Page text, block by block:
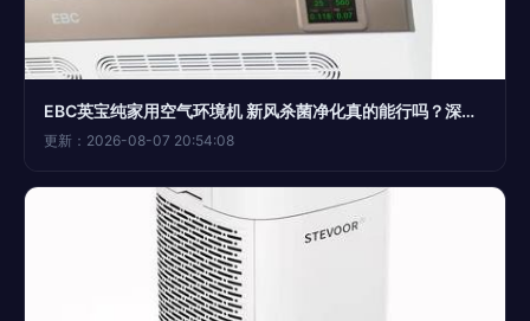
EBC英宝纯家用空气环境机 新风杀菌净化真的能行吗？深度测评室内空气净化效果
更新：2026-08-07 20:54:08